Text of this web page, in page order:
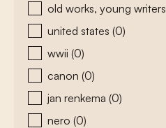
old works, young writers
united states (0)
wwii (0)
canon (0)
jan renkema (0)
nero (0)